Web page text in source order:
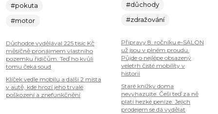
#pokuta
#motor
Důchodce vydělával 225 tisíc Kč
měsíčně pronájmem vlastního
pozemku řidičům. Teď ho kvůli
tomu čeká soud
Klíček vedle mobilu a další 2 místa
v autě, kde hrozí jeho trvalé
poškození a znefunkčnění
#důchody
#zdražování
Přípravy 8. ročníku e-SALON
už jsou v plném proudu.
Půjde o nejlépe obsazený
veletrh čisté mobility v
historii
Staré knížky doma
nevyhazujte. Češi teď za ně
platí hezké peníze. Jejich
prodejem se dá vydělat